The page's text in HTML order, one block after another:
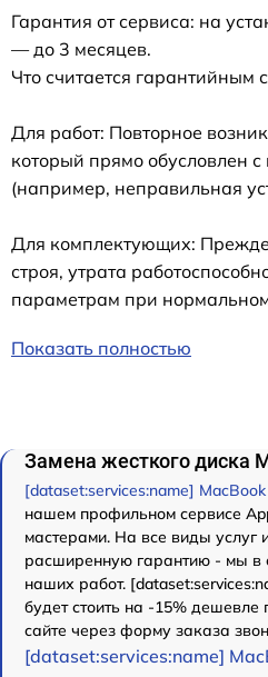
Гарантия от сервиса: на
— до 3 месяцев.
Что считается гарантийным
Для работ: Повторное
который прямо обусловлен
(например, неправильная
Для комплектующих:
строя, утрата
параметрам при
Показать полностью
Замена жесткого диска
[dataset:services:name]
нашем профильном сервисе
мастерами. На все виды услуг
расширенную гарантию - мы в
наших работ.
будет стоить на -15%
сайте через форму заказа
[dataset:services:name]